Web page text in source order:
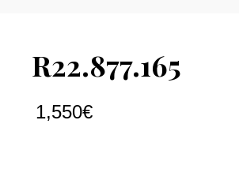
R22.877.165
1,550€